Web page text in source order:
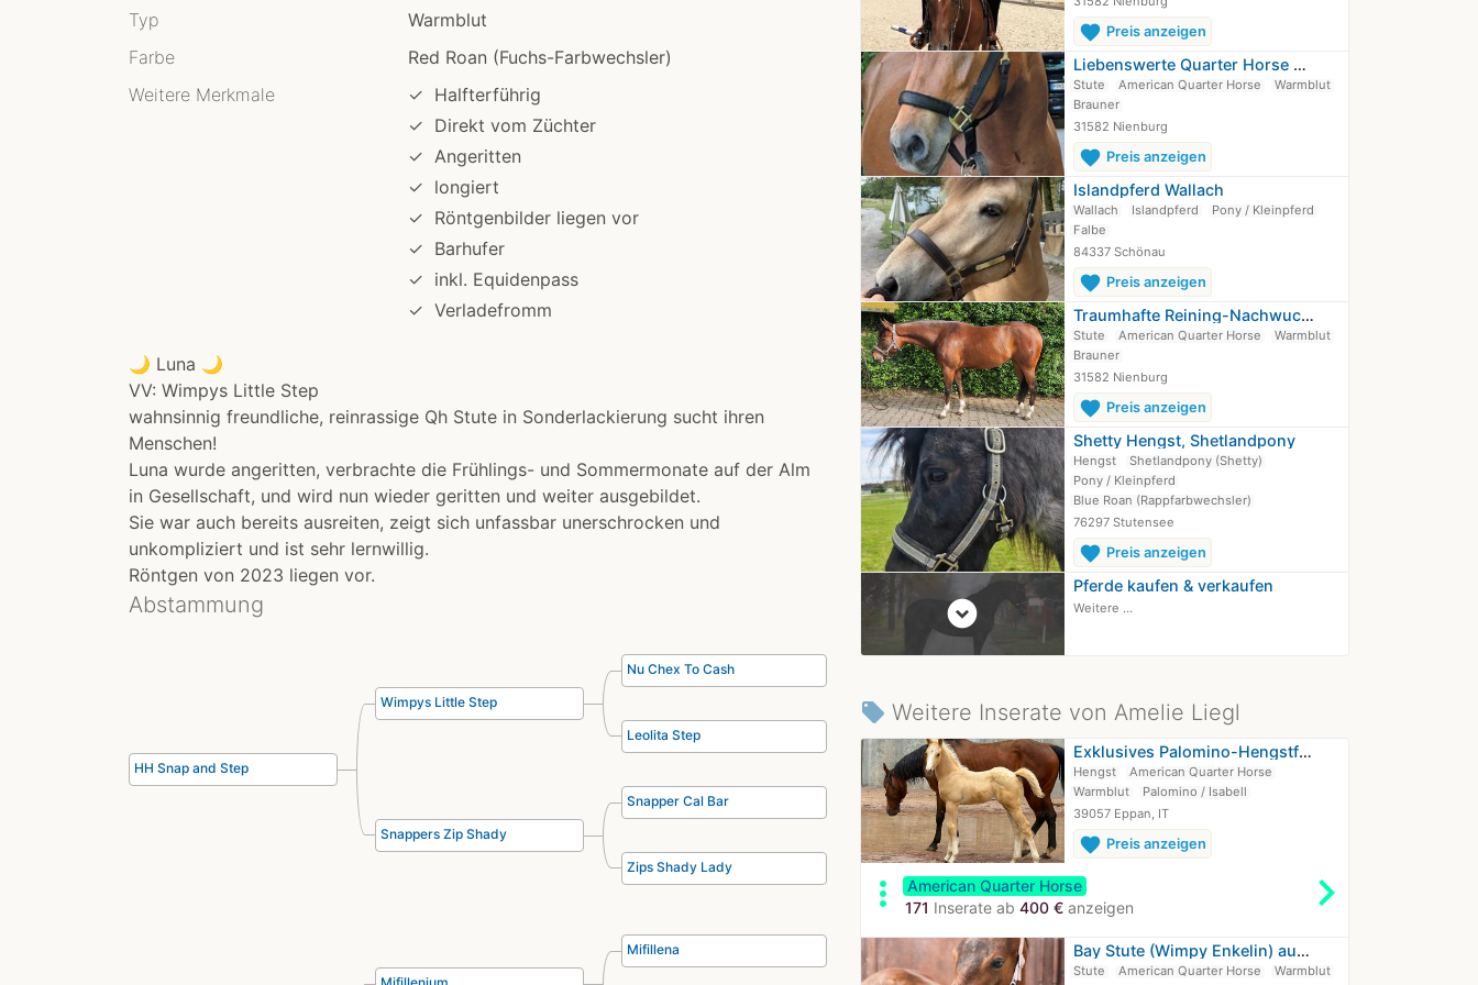
favorite Preis anzeigen
Liebenswerte Quarter Horse Stute für…
Stute American Quarter Horse
Warmblut
Brauner
31582 Nienburg
favorite Preis anzeigen
Islandpferd Wallach
Wallach Islandpferd
Pony / Kleinpferd
Falbe
84337 Schönau
favorite Preis anzeigen
Traumhafte Reining-Nachwuchsstute…
Stute American Quarter Horse
Warmblut
Brauner
31582 Nienburg
favorite Preis anzeigen
Shetty Hengst, Shetlandpony
Hengst
Shetlandpony (Shetty)
Pony / Kleinpferd
Blue Roan (Rappfarbwechsler)
76297 Stutensee
favorite Preis anzeigen
expand_circle_down
Pferde kaufen & verkaufen
Weitere ...
local_offer Weitere Inserate von Amelie Liegl
Exklusives Palomino-Hengstfohlen mit…
Hengst
American Quarter Horse
Warmblut
Palomino / Isabell
39057 Eppan, IT
favorite Preis anzeigen
more_vert
American Quarter Horse
171 Inserate ab 400 € anzeigen chevron_right
Bay Stute (Wimpy Enkelin) aus 2023 -…
Stute American Quarter Horse
Warmblut
Typ
Warmblut
Farbe
Red Roan (Fuchs-Farbwechsler)
Weitere Merkmale
✓ Halfterführig
✓ Direkt vom Züchter
✓ Angeritten
✓ longiert
✓ Röntgenbilder liegen vor
✓ Barhufer
✓ inkl. Equidenpass
✓ Verladefromm
🌙 Luna 🌙
VV: Wimpys Little Step
wahnsinnig freundliche, reinrassige Qh Stute in Sonderlackierung sucht ihren
Menschen!
Luna wurde angeritten, verbrachte die Frühlings- und Sommermonate auf der Alm
in Gesellschaft, und wird nun wieder geritten und weiter ausgebildet.
Sie war auch bereits ausreiten, zeigt sich unfassbar unerschrocken und
unkompliziert und ist sehr lernwillig.
Röntgen von 2023 liegen vor.
Abstammung
HH Snap and Step
Wimpys Little Step
Snappers Zip Shady
Nu Chex To Cash
Leolita Step
Snapper Cal Bar
Zips Shady Lady
Mifillena